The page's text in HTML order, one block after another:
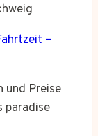
–
und Preise
paradise